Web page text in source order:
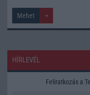
HÍRLEVÉL
Feliratkozás a